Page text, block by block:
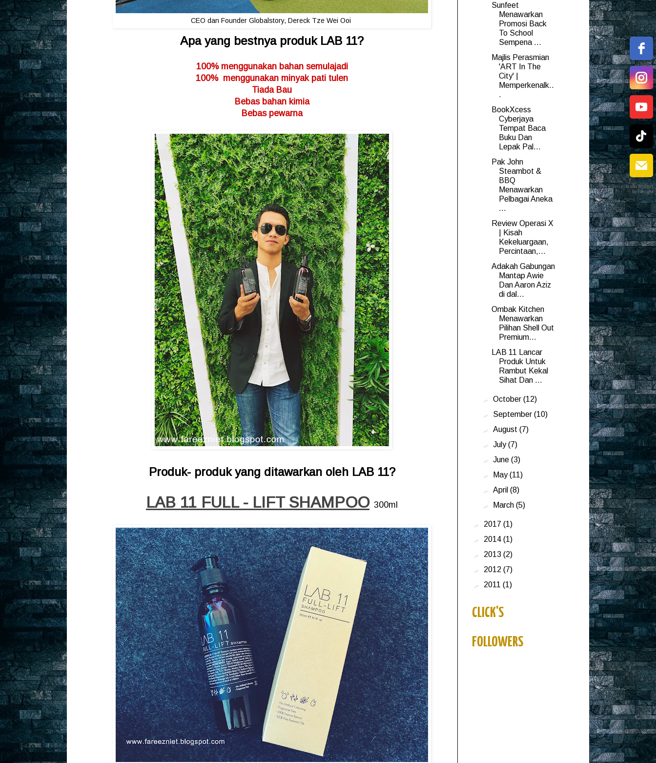
Free Social Icons Widget
by Elfsight
CEO dan Founder Globalstory, Dereck Tze Wei Ooi
Apa yang bestnya produk LAB 11?
100% menggunakan bahan semulajadi
100% menggunakan minyak pati tulen
Tiada Bau
Bebas bahan kimia
Bebas pewarna
Produk- produk yang ditawarkan oleh LAB 11?
LAB 11 FULL - LIFT SHAMPOO 300ml
Sunfeet
Menawarkan
Promosi Back
To School
Sempena ...
Majlis Perasmian
'ART In The
City' |
Memperkenalk..
.
BookXcess
Cyberjaya
Tempat Baca
Buku Dan
Lepak Pal...
Pak John
Steambot &
BBQ
Menawarkan
Pelbagai Aneka
...
Review Operasi X
| Kisah
Kekeluargaan,
Percintaan,...
Adakah Gabungan
Mantap Awie
Dan Aaron Aziz
di dal...
Ombak Kitchen
Menawarkan
Pilihan Shell Out
Premium...
LAB 11 Lancar
Produk Untuk
Rambut Kekal
Sihat Dan ...
►October(12)
► September(10)
►August(7)
►July(7)
►June(3)
►
May(11)
►April(8)
►
March(5)
► 2017 (1)
► 2014 (1)
► 2013 (2)
► 2012 (7)
► 2011 (1)
CLICK'S
FOLLOWERS